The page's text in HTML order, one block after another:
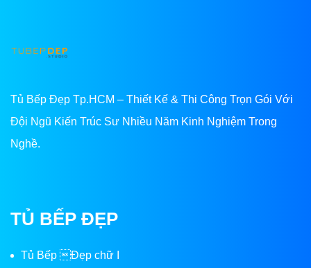
Tủ Bếp Đẹp Tp.HCM – Thiết Kế & Thi Công Trọn Gói Với
Đội Ngũ Kiến Trúc Sư Nhiều Năm Kinh Nghiệm Trong
Nghề.
TỦ BẾP ĐẸP
Tủ Bếp Đẹp chữ I